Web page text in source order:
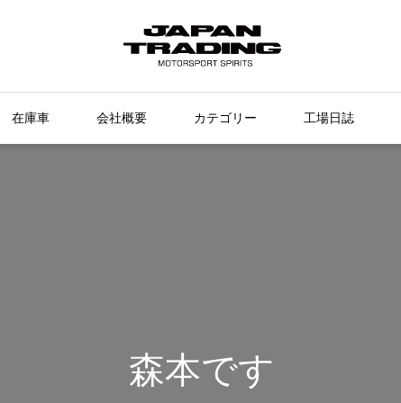
在庫車 会社概要 カテゴリー 工場日誌
森本です